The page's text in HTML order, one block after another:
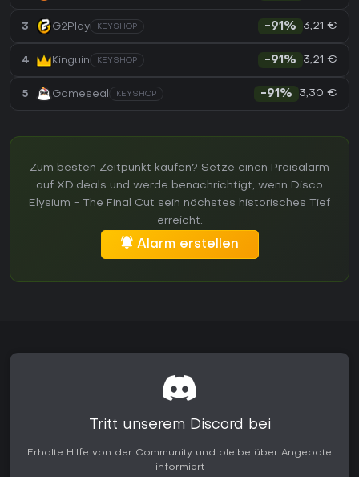
3 G2Play KEYSHOP -91% 3,21 €
4 Kinguin KEYSHOP -91% 3,21 €
5 Gameseal KEYSHOP -91% 3,30 €
Zum besten Zeitpunkt kaufen? Setze einen Preisalarm
auf XD.deals und werde benachrichtigt, wenn Disco
Elysium - The Final Cut sein nächstes historisches Tief
erreicht.
Alarm erstellen
Tritt unserem Discord bei
Erhalte Hilfe von der Community und bleibe über Angebote
informiert